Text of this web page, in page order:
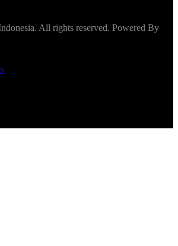
All rights reserved. Powered By